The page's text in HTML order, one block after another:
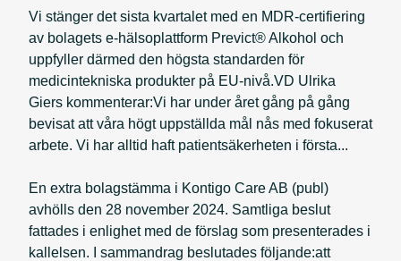
Vi stänger det sista kvartalet med en MDR-certifiering
av bolagets e-hälsoplattform Previct® Alkohol och
uppfyller därmed den högsta standarden för
medicintekniska produkter på EU-nivå.VD Ulrika
Giers kommenterar:Vi har under året gång på gång
bevisat att våra högt uppställda mål nås med fokuserat
arbete. Vi har alltid haft patientsäkerheten i första...
En extra bolagstämma i Kontigo Care AB (publ)
avhölls den 28 november 2024. Samtliga beslut
fattades i enlighet med de förslag som presenterades i
kallelsen. I sammandrag beslutades följande:att